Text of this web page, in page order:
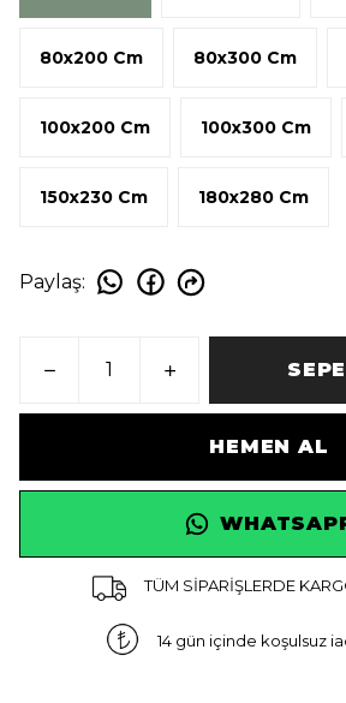
80x200 Cm 80x300 Cm
100x200 Cm 100x300 Cm
150x230 Cm 180x280 Cm
Paylaş:
HEMEN AL
TÜM SİPARİŞLERDE
14 gün içinde koşulsuz